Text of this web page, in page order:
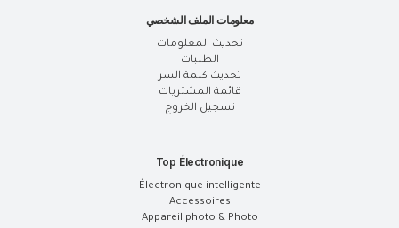
معلومات الملف الشخصي
تحديث المعلومات
الطلبات
تحديث كلمة السر
قائمة المشتريات
تسجيل الخروج
Top Électronique
Électronique intelligente
Accessoires
Appareil photo & Photo